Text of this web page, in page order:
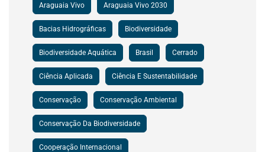
Araguaia Vivo Araguaia Vivo 2030
Bacias Hidrográficas Biodiversidade
Biodiversidade Aquática Brasil Cerrado
Ciência Aplicada Ciência E Sustentabilidade
Conservação Conservação Ambiental
Conservação Da Biodiversidade
Cooperação Internacional